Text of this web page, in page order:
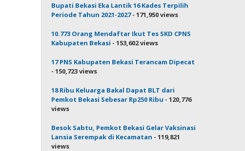
Bupati Bekasi Eka Lantik 16 Kades Terpilih
Periode Tahun 2021-2027- 171,950 views
10.773 Orang Mendaftar Ikut Tes SKD CPNS
Kabupaten Bekasi - 153,602 views
17 PNS Kabupaten Bekasi Terancam Dipecat
- 150,723 views
18 Ribu Keluarga Bakal Dapat BLT dari
Pemkot Bekasi Sebesar Rp250 Ribu - 120,776
views
Besok Sabtu, Pemkot Bekasi Gelar Vaksinasi
Lansia Serempak di Kecamatan - 119,821
views